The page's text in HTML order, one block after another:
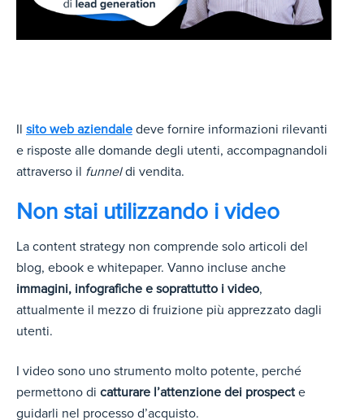
Il sito web aziendale deve fornire informazioni rilevanti
e risposte alle domande degli utenti, accompagnandoli
attraverso il funneldi vendita.
Non stai utilizzando i video
La content strategy non comprende solo articoli del
blog, ebook e whitepaper. Vanno incluse anche
immagini, infografiche e soprattutto i video,
attualmente il mezzo di fruizione più apprezzato dagli
utenti.
I video sono uno strumento molto potente, perché
permettono di catturare l’attenzione dei prospecte
guidarli nel processo d’acquisto.